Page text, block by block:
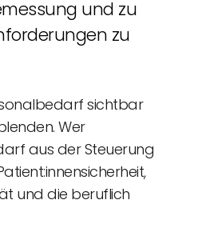
und zu
zu
sichtbar
Wer
aus der Steuerung
und die beruflich